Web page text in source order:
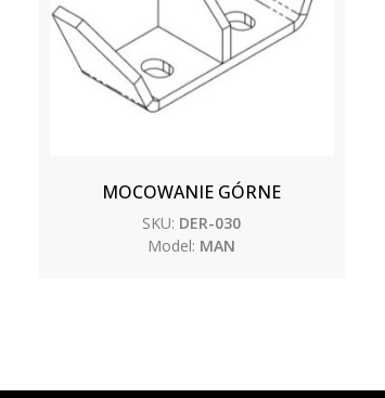
MOCOWANIE GÓRNE
SKU: DER-030
Model: MAN